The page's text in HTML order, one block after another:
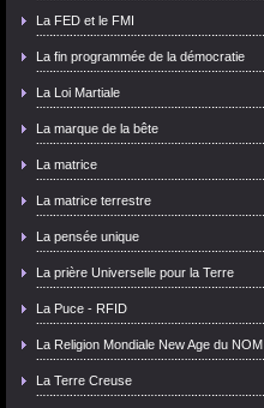
La FED et le FMI
La fin programmée de la démocratie
La Loi Martiale
La marque de la bête
La matrice
La matrice terrestre
La pensée unique
La prière Universelle pour la Terre
La Puce - RFID
La Religion Mondiale New Age du NOM
La Terre Creuse